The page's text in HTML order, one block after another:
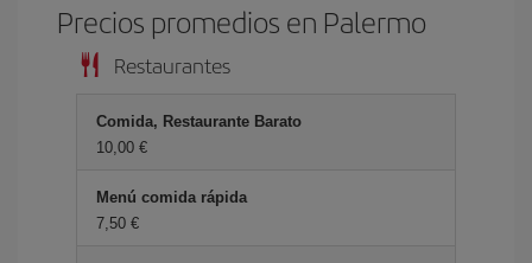
Precios promedios en Palermo
Restaurantes
Comida, Restaurante Barato
10,00 €
Menú comida rápida
7,50 €